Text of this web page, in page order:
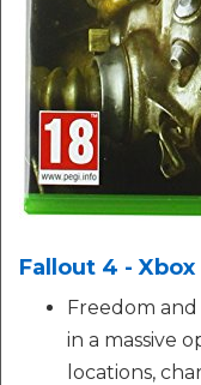
Fallout 4 -
Freedom
in a massive
locations,